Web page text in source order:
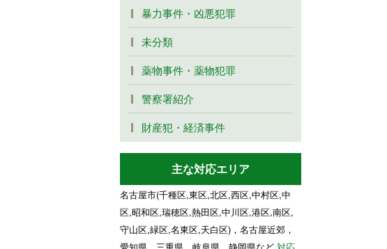
暴力事件・凶悪犯罪
未分類
薬物事件・薬物犯罪
警察署紹介
財産犯・経済事件
主な対応エリア
名古屋市(千種区,東区,北区,西区,中村区,中
区,昭和区,瑞穂区,熱田区,中川区,港区,南区,
守山区,緑区,名東区,天白区)，名古屋近郊，
愛知県，三重県，岐阜県，静岡県など 対応